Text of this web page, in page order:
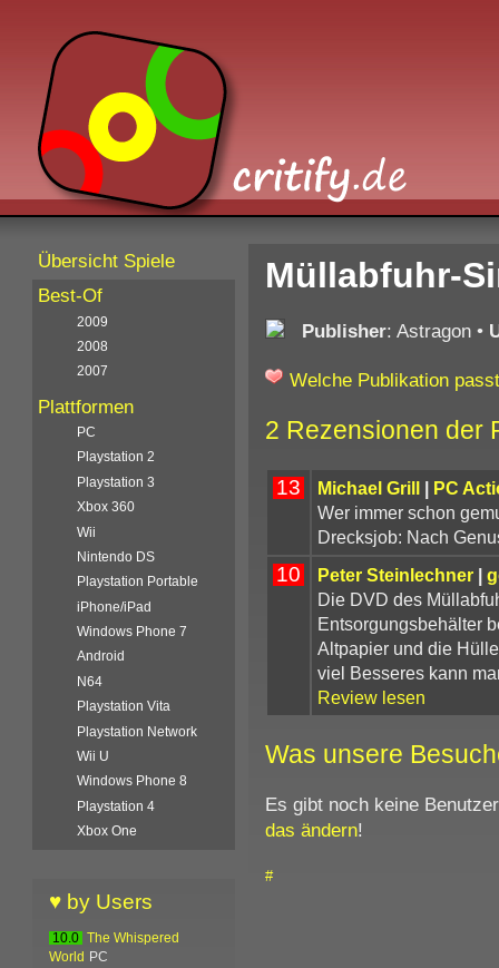
Müllabfuhr-
Publisher: Astragon•
Welche Publikation
2 Rezensionen der
13 Michael Grill| PC
Wer immer schon
Drecksjob: Nach
10 Peter Steinlechner|
Die DVD des
Entsorgungsbehälter
Altpapier und die
viel Besseres kann
Review lesen
Was unsere
Es gibt noch keine
das ändern!
#
Übersicht Spiele
Best-Of
2009
2008
2007
Plattformen
PC
Playstation 2
Playstation 3
Xbox 360
Wii
Nintendo DS
Playstation Portable
iPhone/iPad
Windows Phone 7
Android
N64
Playstation Vita
Playstation Network
Wii U
Windows Phone 8
Playstation 4
Xbox One
♥ by Users
10.0
The Whispered
World
PC